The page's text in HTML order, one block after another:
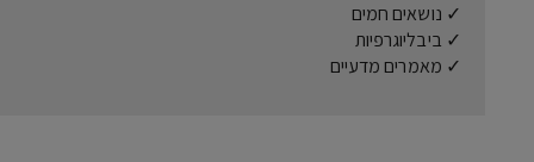
✓ נושאים חמים
✓ ביבליוגרפיות
✓ מאמרים מדעיים